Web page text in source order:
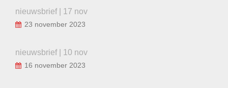
nieuwsbrief | 17 nov
23 november 2023
nieuwsbrief | 10 nov
16 november 2023